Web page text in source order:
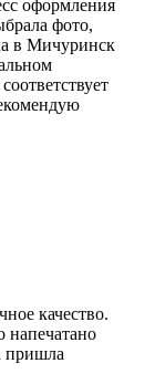
оформления
фото,
в Мичуринск
качество.
напечатано
пришла